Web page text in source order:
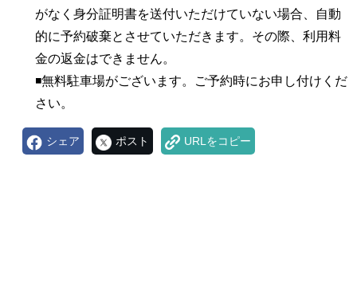
がなく身分証明書を送付いただけていない場合、自動
的に予約破棄とさせていただきます。その際、利用料
金の返金はできません。
◾️無料駐車場がございます。ご予約時にお申し付けくだ
さい。
シェア ポスト URLをコピー